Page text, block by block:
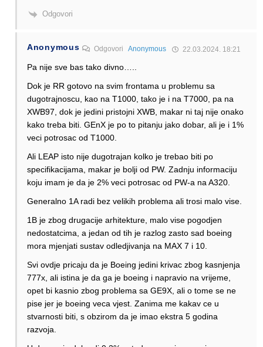
Odgovori
Anonymous OdgovoriAnonymous 22.03.2024. 18:21
Pa nije sve bas tako divno…..
Dok je RR gotovo na svim frontama u problemu sa
dugotrajnoscu, kao na T1000, tako je i na T7000, pa na
XWB97, dok je jedini pristojni XWB, makar ni taj nije onako
kako treba biti. GEnX je po to pitanju jako dobar, ali je i 1%
veci potrosac od T1000.
Ali LEAP isto nije dugotrajan kolko je trebao biti po
specifikacijama, makar je bolji od PW. Zadnju informaciju
koju imam je da je 2% veci potrosac od PW-a na A320.
Generalno 1A radi bez velikih problema ali trosi malo vise.
1B je zbog drugacije arhitekture, malo vise pogodjen
nedostatcima, a jedan od tih je razlog zasto sad boeing
mora mjenjati sustav odledjivanja na MAX 7 i 10.
Svi ovdje pricaju da je Boeing jedini krivac zbog kasnjenja
777x, ali istina je da ga je boeing i napravio na vrijeme,
opet bi kasnio zbog problema sa GE9X, ali o tome se ne
pise jer je boeing veca vjest. Zanima me kakav ce u
stvarnosti biti, s obzirom da je imao ekstra 5 godina
razvoja.